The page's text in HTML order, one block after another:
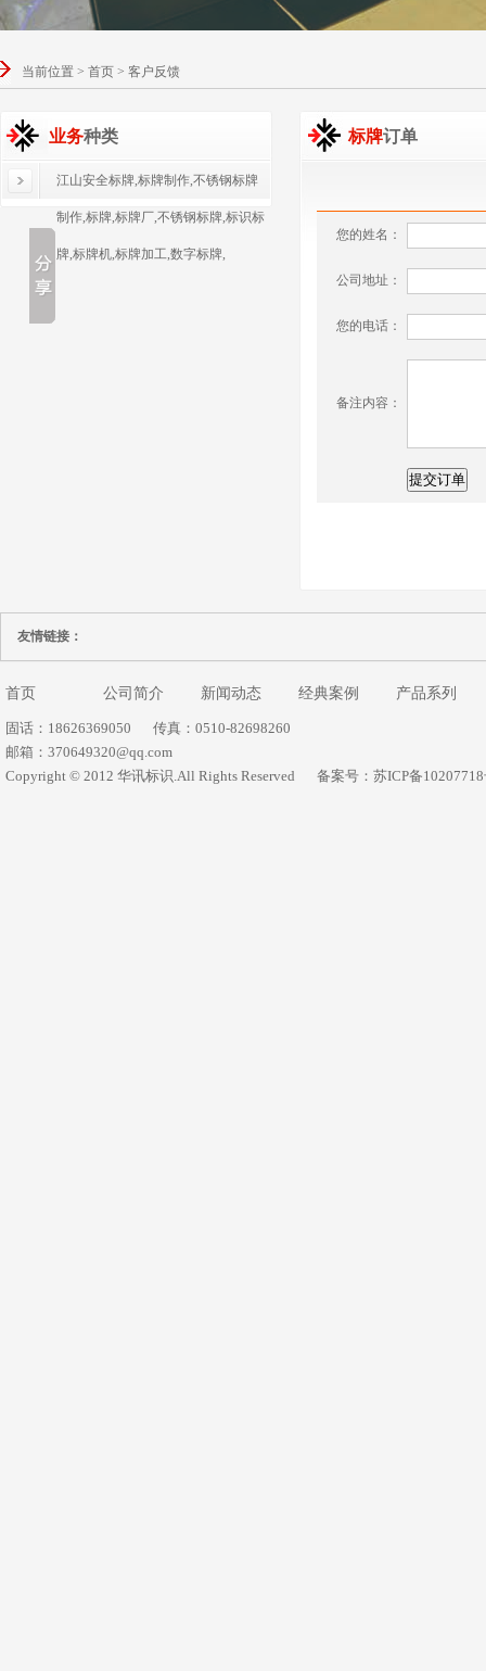
当前位置 > 首页 > 客户反馈
业务种类
江山安全标牌,标牌制作,不锈钢标牌
制作,标牌,标牌厂,不锈钢标牌,标识标
牌,标牌机,标牌加工,数字标牌,
标牌订单
您的姓名：
公司地址：
您的电话：
备注内容：
友情链接：
首页 公司简介 新闻动态 经典案例 产品系列
固话：18626369050
传真：0510-82698260
邮箱：370649320@qq.com
Copyright © 2012 华讯标识.All Rights Reserved
备案号：苏ICP备